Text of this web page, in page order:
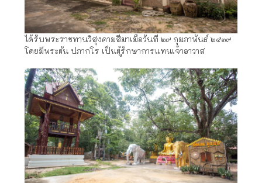
ได้รับพระราชทานวิสุงคามสีมาเมื่อวันที่ ๒๙ กุมภาพันธ์ ๒๕๓๙
โดยมีพระผัน ปภากโร เป็นผู้รักษาการแทนเจ้าอาวาส